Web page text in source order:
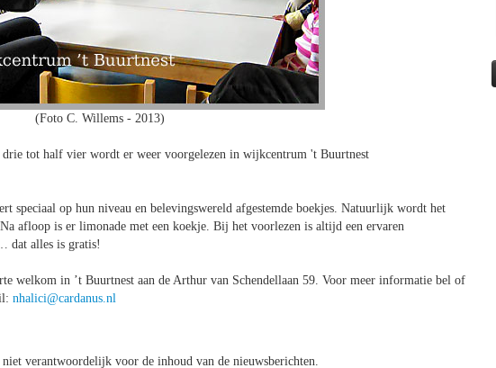
(Foto C. Willems - 2013)
drie tot half vier wordt er weer voorgelezen in wijkcentrum 't Buurtnest
speciaal op hun niveau en belevingswereld afgestemde boekjes. Natuurlijk wordt het
afloop is er limonade met een koekje. Bij het voorlezen is altijd een ervaren
dat alles is gratis!
welkom in ’t Buurtnest aan de Arthur van Schendellaan 59. Voor meer informatie bel of
nhalici@cardanus.nl
verantwoordelijk voor de inhoud van de nieuwsberichten.